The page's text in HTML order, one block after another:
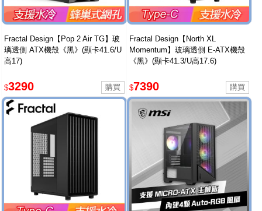
Fractal Design【Pop 2 Air TG】玻
璃透側 ATX機殼《黑》(顯卡41.6/U
高17)
$3290
Fractal Design【North XL
Momentum】玻璃透側 E-ATX機殼
《黑》(顯卡41.3/U高17.6)
$7390